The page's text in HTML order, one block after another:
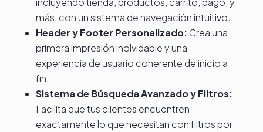
más, con un sistema de navegación intuitivo.
Header y Footer Personalizado: Crea una
primera impresión inolvidable y una
experiencia de usuario coherente de inicio a
fin.
Sistema de Búsqueda Avanzado y Filtros:
Facilita que tus clientes encuentren
exactamente lo que necesitan con filtros por